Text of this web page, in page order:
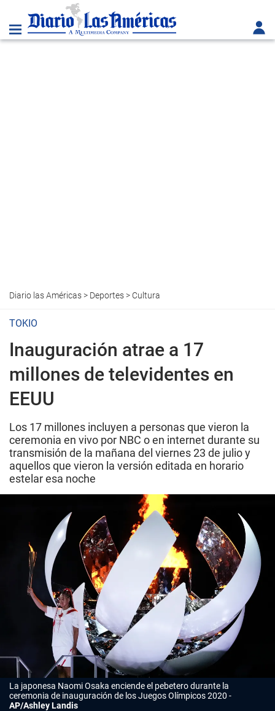
Diario las Américas> Deportes> Cultura
TOKIO
Inauguración atrae a 17
millones de televidentes en
EEUU
Los 17 millones incluyen a personas que vieron la
ceremonia en vivo por NBC o en internet durante su
transmisión de la mañana del viernes 23 de julio y
aquellos que vieron la versión editada en horario
estelar esa noche
La japonesa Naomi Osaka enciende el pebetero durante la
ceremonia de inauguración de los Juegos Olímpicos 2020
AP/Ashley Landis